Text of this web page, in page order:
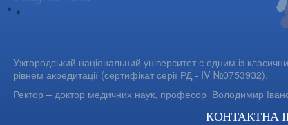
Ужгородський національний університет є одним із
рівнем акредитації (сертифікат серії РД - IV №0753932).
Ректор – доктор медичних наук, професор Володимир
КОНТАКТНА